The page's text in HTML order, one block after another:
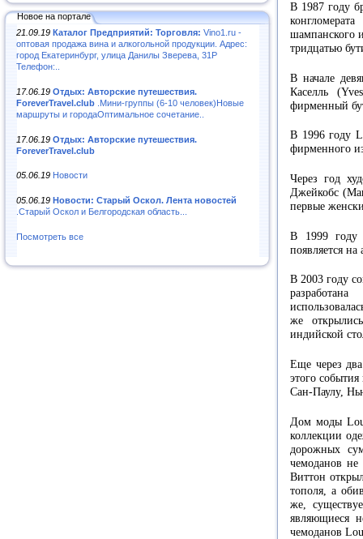
Новое на портале
21.09.19 Каталог Предприятий: Торговля: Vino1.ru -
оптовая продажа вина и алкогольной продукции. Адрес:
город Екатеринбург, улица Данилы Зверева, 31Р
Телефон:..
17.06.19 Отдых: Авторские путешествия.
ForeverTravel.club .Мини-группы (6-10 человек)Новые
маршруты и городаОптимальное сочетание..
17.06.19 Отдых: Авторские путешествия.
ForeverTravel.club
05.06.19 Новости
05.06.19 Новости: Старый Оскол. Лента новостей
.Старый Оскол и Белгородская область...
Посмотреть все
В 1987 году
шампанского
тридцатью
В начале
Каселль
фирменный
В 1996 году
фирменного
Через год
Джейкобс
первые
В 1999 году
появляется
В 2003 году
же
индийской
Еще через
этого
Сан-Паулу,
Дом моды
коллекции
дорожных
чемоданов
Виттон
тополя, а
же,
являющиеся
чемоданов